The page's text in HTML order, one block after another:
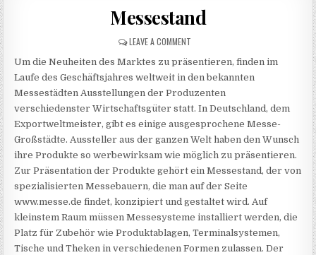
Messestand
LEAVE A COMMENTON MESSESTAND
Um die Neuheiten des Marktes zu präsentieren, finden im
Laufe des Geschäftsjahres weltweit in den bekannten
Messestädten Ausstellungen der Produzenten
verschiedenster Wirtschaftsgüter statt. In Deutschland, dem
Exportweltmeister, gibt es einige ausgesprochene Messe-
Großstädte. Aussteller aus der ganzen Welt haben den Wunsch
ihre Produkte so werbewirksam wie möglich zu präsentieren.
Zur Präsentation der Produkte gehört ein Messestand, der von
spezialisierten Messebauern, die man auf der Seite
www.messe.de findet, konzipiert und gestaltet wird. Auf
kleinstem Raum müssen Messesysteme installiert werden, die
Platz für Zubehör wie Produktablagen, Terminalsystemen,
Tische und Theken in verschiedenen Formen zulassen. Der